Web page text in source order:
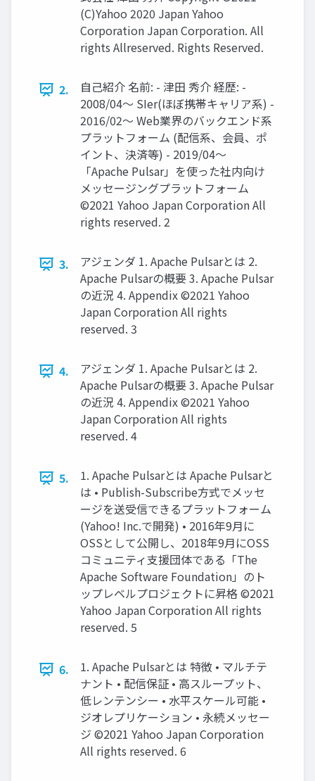
(C)Yahoo 2020 Japan Yahoo
Corporation Japan Corporation. All
rights Allreserved. Rights Reserved.
2.
⾃⼰紹介 名前: - 津⽥ 秀介 経歴: -
2008/04〜 SIer(ほぼ携帯キャリア系) -
2016/02〜 Web業界のバックエンド系
プラットフォーム (配信系、会員、ポ
イント、決済等) - 2019/04〜
「Apache Pulsar」を使った社内向け
メッセージングプラットフォーム
©2021 Yahoo Japan Corporation All
rights reserved. 2
3.
アジェンダ 1. Apache Pulsarとは 2.
Apache Pulsarの概要 3. Apache Pulsar
の近況 4. Appendix ©2021 Yahoo
Japan Corporation All rights
reserved. 3
4.
アジェンダ 1. Apache Pulsarとは 2.
Apache Pulsarの概要 3. Apache Pulsar
の近況 4. Appendix ©2021 Yahoo
Japan Corporation All rights
reserved. 4
5.
1. Apache Pulsarとは Apache Pulsarと
は • Publish-Subscribe⽅式でメッセ
ージを送受信できるプラットフォーム
(Yahoo! Inc.で開発) • 2016年9⽉に
OSSとして公開し、2018年9⽉にOSS
コミュニティ⽀援団体である「The
Apache Software Foundation」のト
ップレベルプロジェクトに昇格 ©2021
Yahoo Japan Corporation All rights
reserved. 5
6.
1. Apache Pulsarとは 特徴 • マルチテ
ナント • 配信保証 • ⾼スループット、
低レンテンシー • ⽔平スケール可能 •
ジオレプリケーション • 永続メッセー
ジ ©2021 Yahoo Japan Corporation
All rights reserved. 6